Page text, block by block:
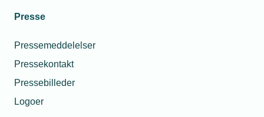
Presse
Pressemeddelelser
Pressekontakt
Pressebilleder
Logoer